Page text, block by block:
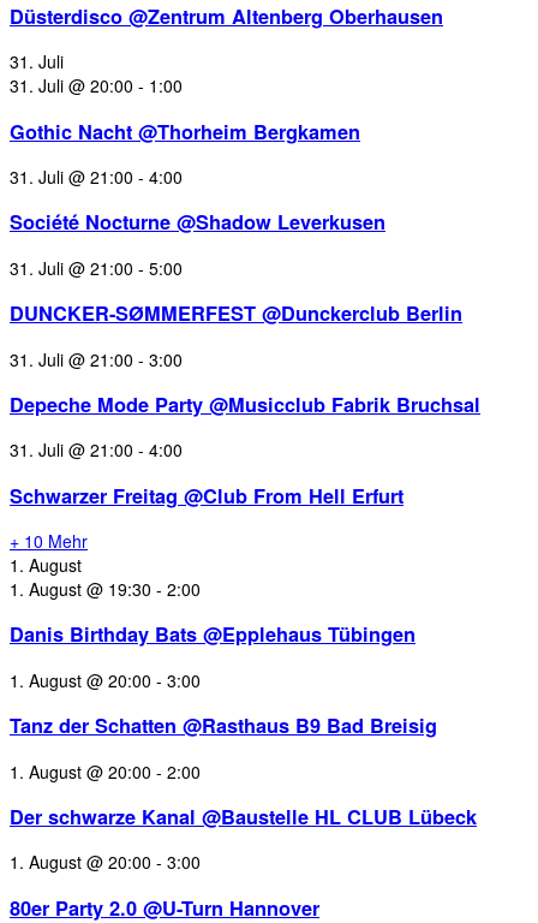
Düsterdisco @Zentrum Altenberg Oberhausen
31. Juli
31. Juli @ 20:00 - 1:00
Gothic Nacht @Thorheim Bergkamen
31. Juli @ 21:00 - 4:00
Société Nocturne @Shadow Leverkusen
31. Juli @ 21:00 - 5:00
DUNCKER-SØMMERFEST @Dunckerclub Berlin
31. Juli @ 21:00 - 3:00
Depeche Mode Party @Musicclub Fabrik Bruchsal
31. Juli @ 21:00 - 4:00
Schwarzer Freitag @Club From Hell Erfurt
+ 10 Mehr
1. August
1. August @ 19:30 - 2:00
Danis Birthday Bats @Epplehaus Tübingen
1. August @ 20:00 - 3:00
Tanz der Schatten @Rasthaus B9 Bad Breisig
1. August @ 20:00 - 2:00
Der schwarze Kanal @Baustelle HL CLUB Lübeck
1. August @ 20:00 - 3:00
80er Party 2.0 @U-Turn Hannover